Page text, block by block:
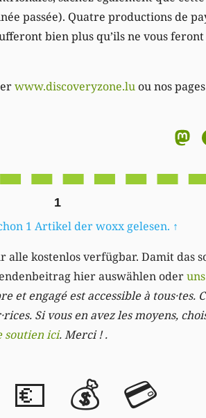
passée). Quatre productions de
bien plus qu’ils ne vous
www.discoveryzone.luou nos pages
1
1 Artikel der woxx gelesen. ↑
kostenlos verfügbar. Damit das
hier auswählen oder
et engagé est accessible à tous·tes.
Si vous en avez les moyens,
soutien ici. Merci ! .
💶 💰 💳